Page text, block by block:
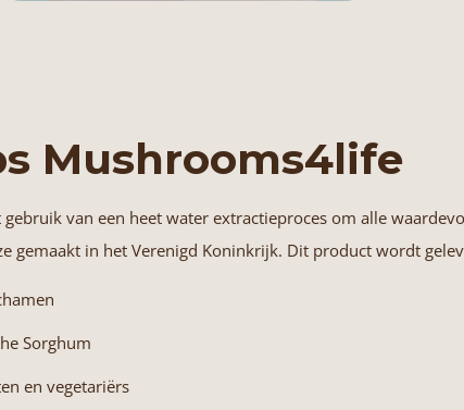
Mushrooms4life
van een heet water extractieproces om alle
gemaakt in het Verenigd Koninkrijk. Dit product wordt
Sorghum
en vegetariërs